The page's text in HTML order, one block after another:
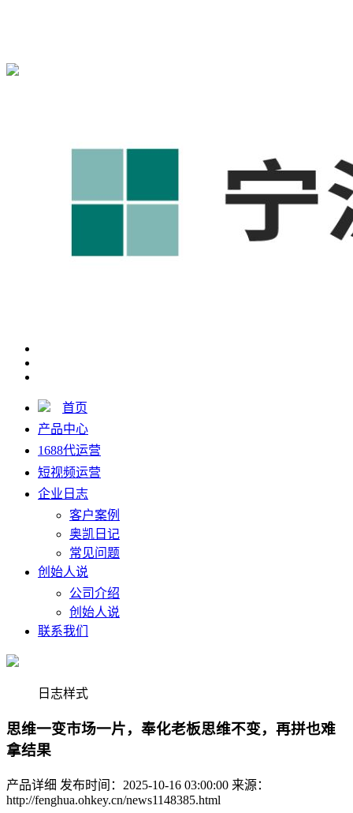
首页
产品中心
1688代运营
短视频运营
企业日志
客户案例
奥凯日记
常见问题
创始人说
公司介绍
创始人说
联系我们
日志样式
思维一变市场一片，奉化老板思维不变，再拼也难
拿结果
产品详细 发布时间：2025-10-16 03:00:00 来源：
http://fenghua.ohkey.cn/news1148385.html